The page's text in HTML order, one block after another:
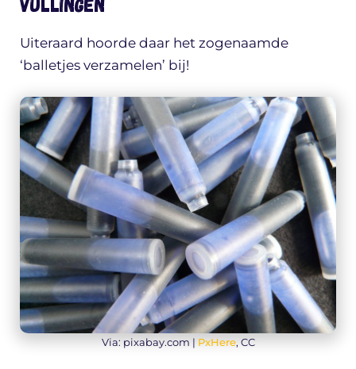
Uiteraard hoorde daar het zogenaamde
‘balletjes verzamelen’ bij!
Via: pixabay.com | PxHere, CC